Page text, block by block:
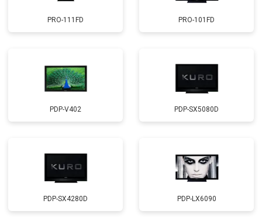
PRO-111FD PRO-101FD
PDP-V402 PDP-SX5080D
PDP-SX4280D PDP-LX6090